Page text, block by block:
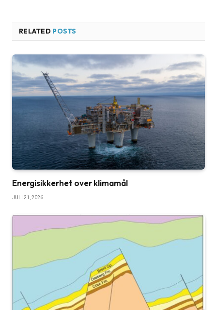
RELATED POSTS
Energisikkerhet over klimamål
JULI 21, 2026